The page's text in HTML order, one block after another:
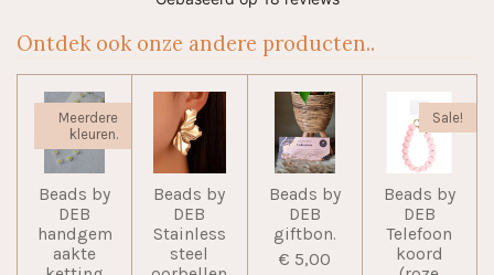
Ontdek ook onze andere producten..
Meerdere
kleuren.
Beads by
DEB
handgem
aakte
Beads by
DEB
Stainless
steel
Beads by
DEB
giftbon.
€ 5,00
Sale!
Beads by
DEB
Telefoon
koord